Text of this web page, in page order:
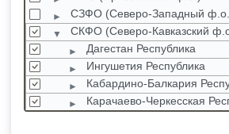
СЗФО (Северо-Западный
СКФО (Северо-Кавказский
Дагестан Республика
Ингушетия Республика
Кабардино-Балкария
Карачаево-Черкесская